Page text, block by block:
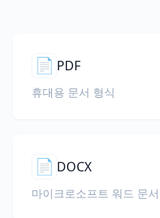
📄 PDF
휴대용 문서 형식
📄 DOCX
마이크로소프트 워드 문서